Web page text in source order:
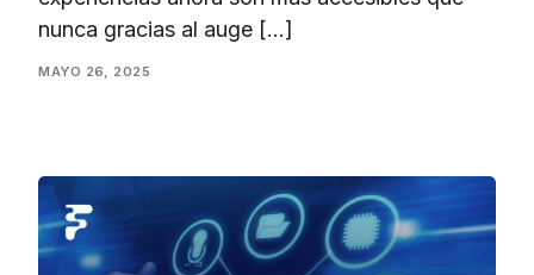
nunca gracias al auge […]
MAYO 26, 2025